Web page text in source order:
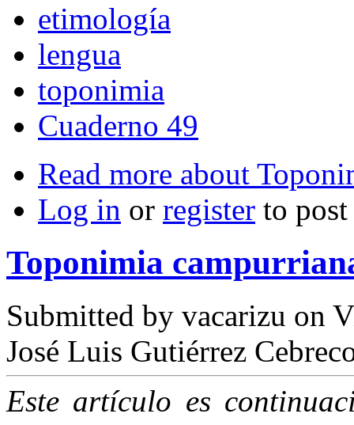
etimología
lengua
toponimia
Cuaderno 49
Read more about
Log in or register to
Toponimia
Submitted by vacarizu on
José Luis Gutiérrez
Este artículo es